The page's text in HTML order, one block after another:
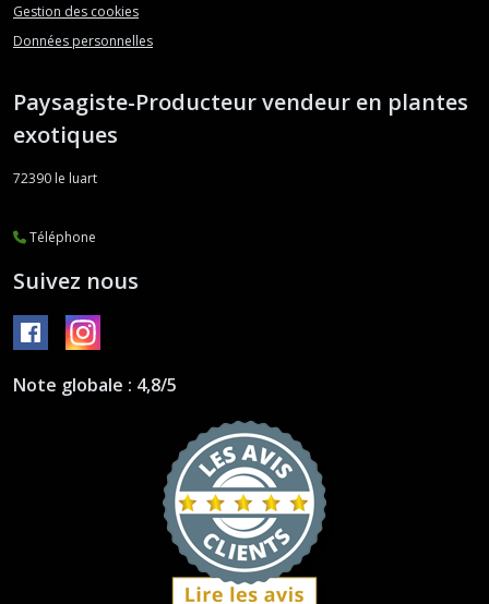
Gestion des cookies
Données personnelles
Paysagiste-Producteur vendeur en plantes
exotiques
72390 le luart
Téléphone
Suivez nous
Note globale : 4,8/5